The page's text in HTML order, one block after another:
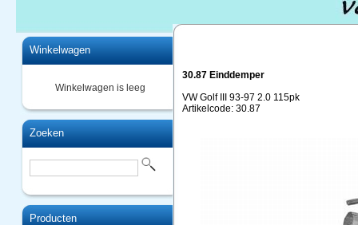
Winkelwagen
Winkelwagen is leeg
Zoeken
Producten
30.87 Einddemper
VW Golf III 93-97 2.0 115pk
Artikelcode: 30.87